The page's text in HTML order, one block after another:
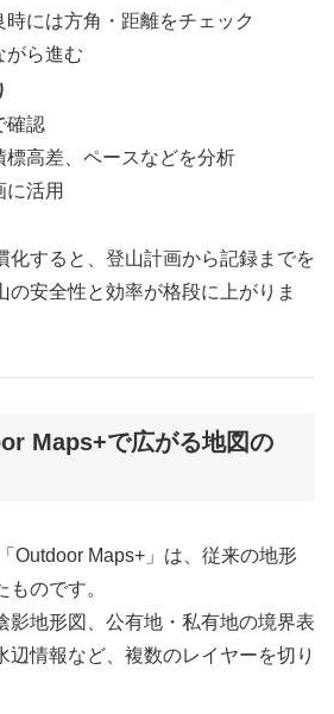
時には方角・距離をチェック
がら進む
確認
標高差、ペースなどを分析
に活用
化すると、登山計画から記録までを
の安全性と効率が格段に上がりま
Maps+で広がる地図の
Outdoor Maps+」は、従来の地形
のです。
影地形図、公有地・私有地の境界表
辺情報など、複数のレイヤーを切り